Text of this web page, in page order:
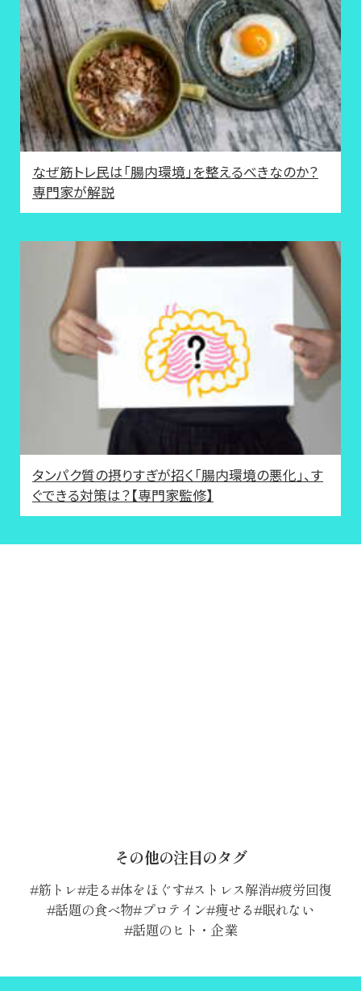
なぜ筋トレ民は「腸内環境」を整えるべきなのか？
専門家が解説
タンパク質の摂りすぎが招く「腸内環境の悪化」、す
ぐできる対策は？【専門家監修】
その他の注目のタグ
筋トレ 走る 体をほぐす ストレス解消 疲労回復
話題の食べ物 プロテイン 痩せる 眠れない
話題のヒト・企業